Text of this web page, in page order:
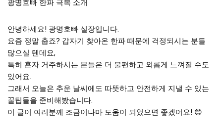
광명호빠 한파 극복 소개
안녕하세요! 광명호빠 실장입니다.
요즘 정말 춥죠? 갑자기 찾아온 한파 때문에 걱정되시는 분들
많으실 텐데요,
특히 혼자 거주하시는 분들은 더 불편하고 외롭게 느껴질 수도
있어요.
그래서 오늘은 추운 날씨에도 따뜻하고 안전하게 지낼 수 있는
꿀팁들을 준비해봤습니다.
이 글이 여러분께 조금이나마 도움이 되었으면 좋겠어요! 😊